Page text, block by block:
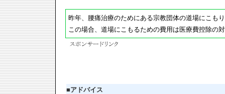
昨年、腰痛治療のためにある宗教団体の道場にこも
この場合、道場にこもるための費用は医療費控除の
■アドバイス